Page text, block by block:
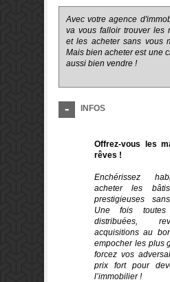
Avec votre agence
va vous falloir trouver les
et les acheter sans vous
Mais bien acheter est une
aussi bien vendre !
INFOS
Offrez-vous les
rêves !
Enchérissez
acheter les
prestigieuses
Une fois
distribuées,
acquisitions au
empocher les plus
forcez vos
prix fort pour
l’immobilier !